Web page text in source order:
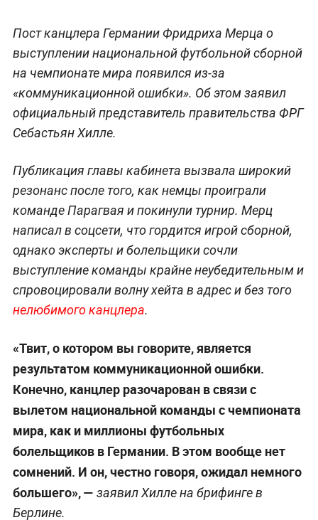
Пост канцлера Германии Фридриха Мерца о
выступлении национальной футбольной сборной
на чемпионате мира появился из-за
«коммуникационной ошибки». Об этом заявил
официальный представитель правительства ФРГ
Себастьян Хилле.
Публикация главы кабинета вызвала широкий
резонанс после того, как немцы проиграли
команде Парагвая и покинули турнир. Мерц
написал в соцсети, что гордится игрой сборной,
однако эксперты и болельщики сочли
выступление команды крайне неубедительным и
спровоцировали волну хейта в адрес и без того
нелюбимого канцлера.
«Твит, о котором вы говорите, является
результатом коммуникационной ошибки.
Конечно, канцлер разочарован в связи с
вылетом национальной команды с чемпионата
мира, как и миллионы футбольных
болельщиков в Германии. В этом вообще нет
сомнений. И он, честно говоря, ожидал немного
большего», — заявил Хилле на брифинге в
Берлине.